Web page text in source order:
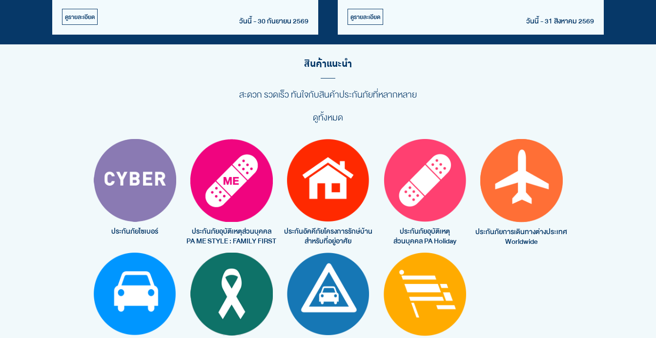
ดูรายละเอียด วันนี้ - 30 กันยายน 2569 ดูรายละเอียด วันนี้ - 31 สิงหาคม 2569
สินค้าแนะนำ
สะดวก รวดเร็ว ทันใจกับสินค้าประกันภัยที่หลากหลาย
ดูทั้งหมด
ประกันภัยไซเบอร์
ประกันภัยอุบัติเหตุส่วนบุคคล
PA ME STYLE : FAMILY FIRST
ประกันอัคคีภัยโครงการรักษ์บ้าน
สำหรับที่อยู่อาศัย
ประกันภัยอุบัติเหตุ
ส่วนบุคคล PA Holiday
ประกันภัยการเดินทางต่างประเทศ
Worldwide